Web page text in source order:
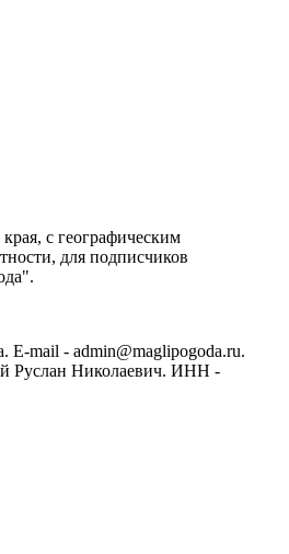
с географическим
для подписчиков
E-mail - admin@maglipogoda.ru.
Руслан Николаевич. ИНН -